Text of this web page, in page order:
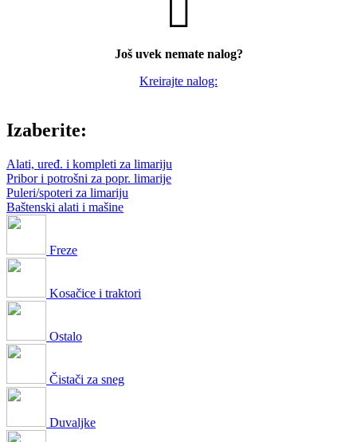
Još uvek nemate nalog?
Kreirajte nalog:
Izaberite:
Alati, uređ. i kompleti za limariju
Pribor i potrošni za popr. limarije
Puleri/spoteri za limariju
Baštenski alati i mašine
Freze
Kosačice i traktori
Ostalo
Čistači za sneg
Duvaljke